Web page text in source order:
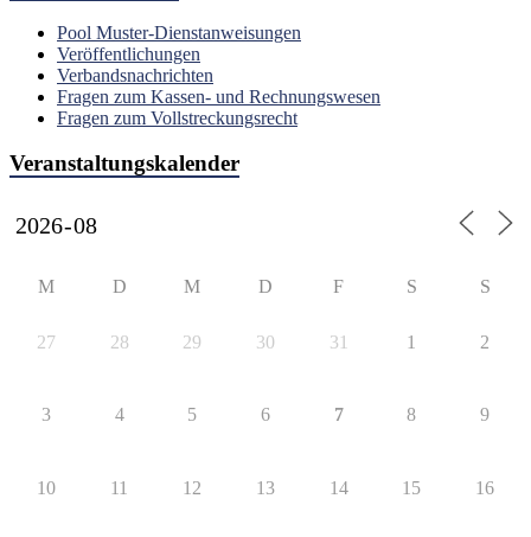
Pool Muster-Dienstanweisungen
Veröffentlichungen
Verbandsnachrichten
Fragen zum Kassen- und Rechnungswesen
Fragen zum Vollstreckungsrecht
Veranstaltungskalender
M D M D F S S
27 28 29 30 31 1 2
3 4 5 6 7 8 9
10 11 12 13 14 15 16